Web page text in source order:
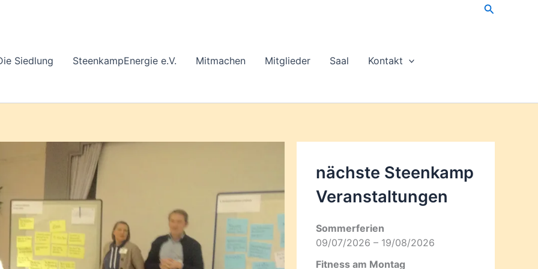
Suchen
Siedlung SteenkampEnergie e.V. Mitmachen Mitglieder Saal Kontakt
nächste Steenkamp
Veran­staltungen
Sommerferien
09/07/2026 – 19/08/2026
Fitness am Montag